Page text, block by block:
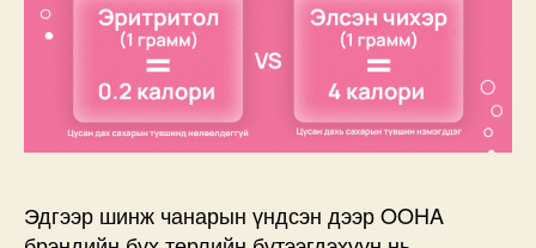
Эдгээр шинж чанарын үндсэн дээр OOHA